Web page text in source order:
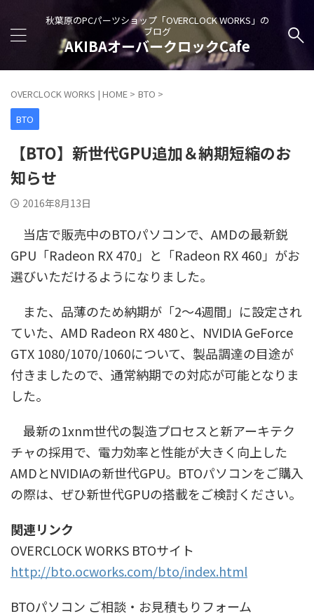
秋葉原のPCパーツショップ「OVERCLOCK WORKS」の
ブログ
AKIBAオーバークロックCafe
OVERCLOCK WORKS | HOME > BTO >
BTO
【BTO】新世代GPU追加＆納期短縮のお
知らせ
2016年8月13日
当店で販売中のBTOパソコンで、AMDの最新鋭
GPU「Radeon RX 470」と「Radeon RX 460」がお
選びいただけるようになりました。
また、品薄のため納期が「2～4週間」に設定され
ていた、AMD Radeon RX 480と、NVIDIA GeForce
GTX 1080/1070/1060について、製品調達の目途が
付きましたので、通常納期での対応が可能となりま
した。
最新の1xnm世代の製造プロセスと新アーキテク
チャの採用で、電力効率と性能が大きく向上した
AMDとNVIDIAの新世代GPU。BTOパソコンをご購入
の際は、ぜひ新世代GPUの搭載をご検討ください。
関連リンク
OVERCLOCK WORKS BTOサイト
http://bto.ocworks.com/bto/index.html
BTOパソコン ご相談・お見積もりフォーム